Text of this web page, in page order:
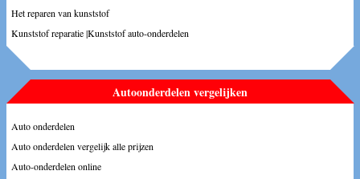
Het reparen van kunststof
Kunststof reparatie |Kunststof auto-onderdelen
Autoonderdelen vergelijken
Auto onderdelen
Auto onderdelen vergelijk alle prijzen
Auto-onderdelen online